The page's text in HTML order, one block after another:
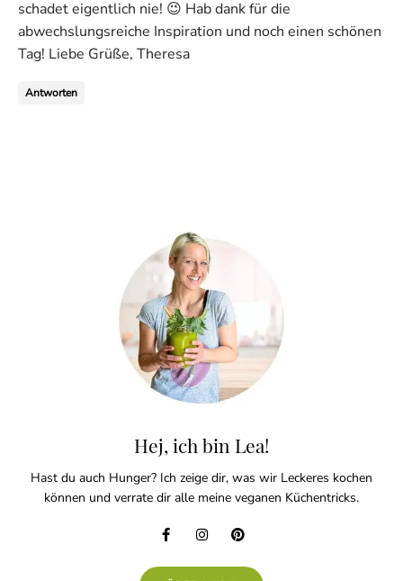
schadet eigentlich nie! 😉 Hab dank für die
abwechslungsreiche Inspiration und noch einen schönen
Tag! Liebe Grüße, Theresa
Antworten
Hej, ich bin Lea!
Hast du auch Hunger? Ich zeige dir, was wir Leckeres kochen
können und verrate dir alle meine veganen Küchentricks.